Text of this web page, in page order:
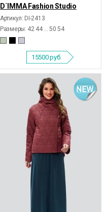
D`IMMA Fashion Studio
Артикул: DI-2413
Размеры: 42 44 ... 50 54
15500руб.